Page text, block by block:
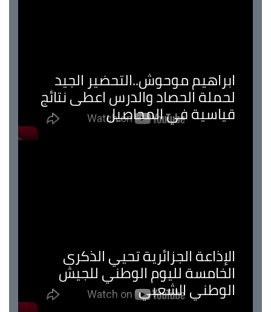
ابراهيم موحوش..التحضير الجيد
لحملة الحصاد والدرس اعطى نتائج
قياسية في المحاصيل
الإذاعة الجزائرية تحيي الذكرى
الخامسة لليوم الوطني للجيش
الوطني الشعبي